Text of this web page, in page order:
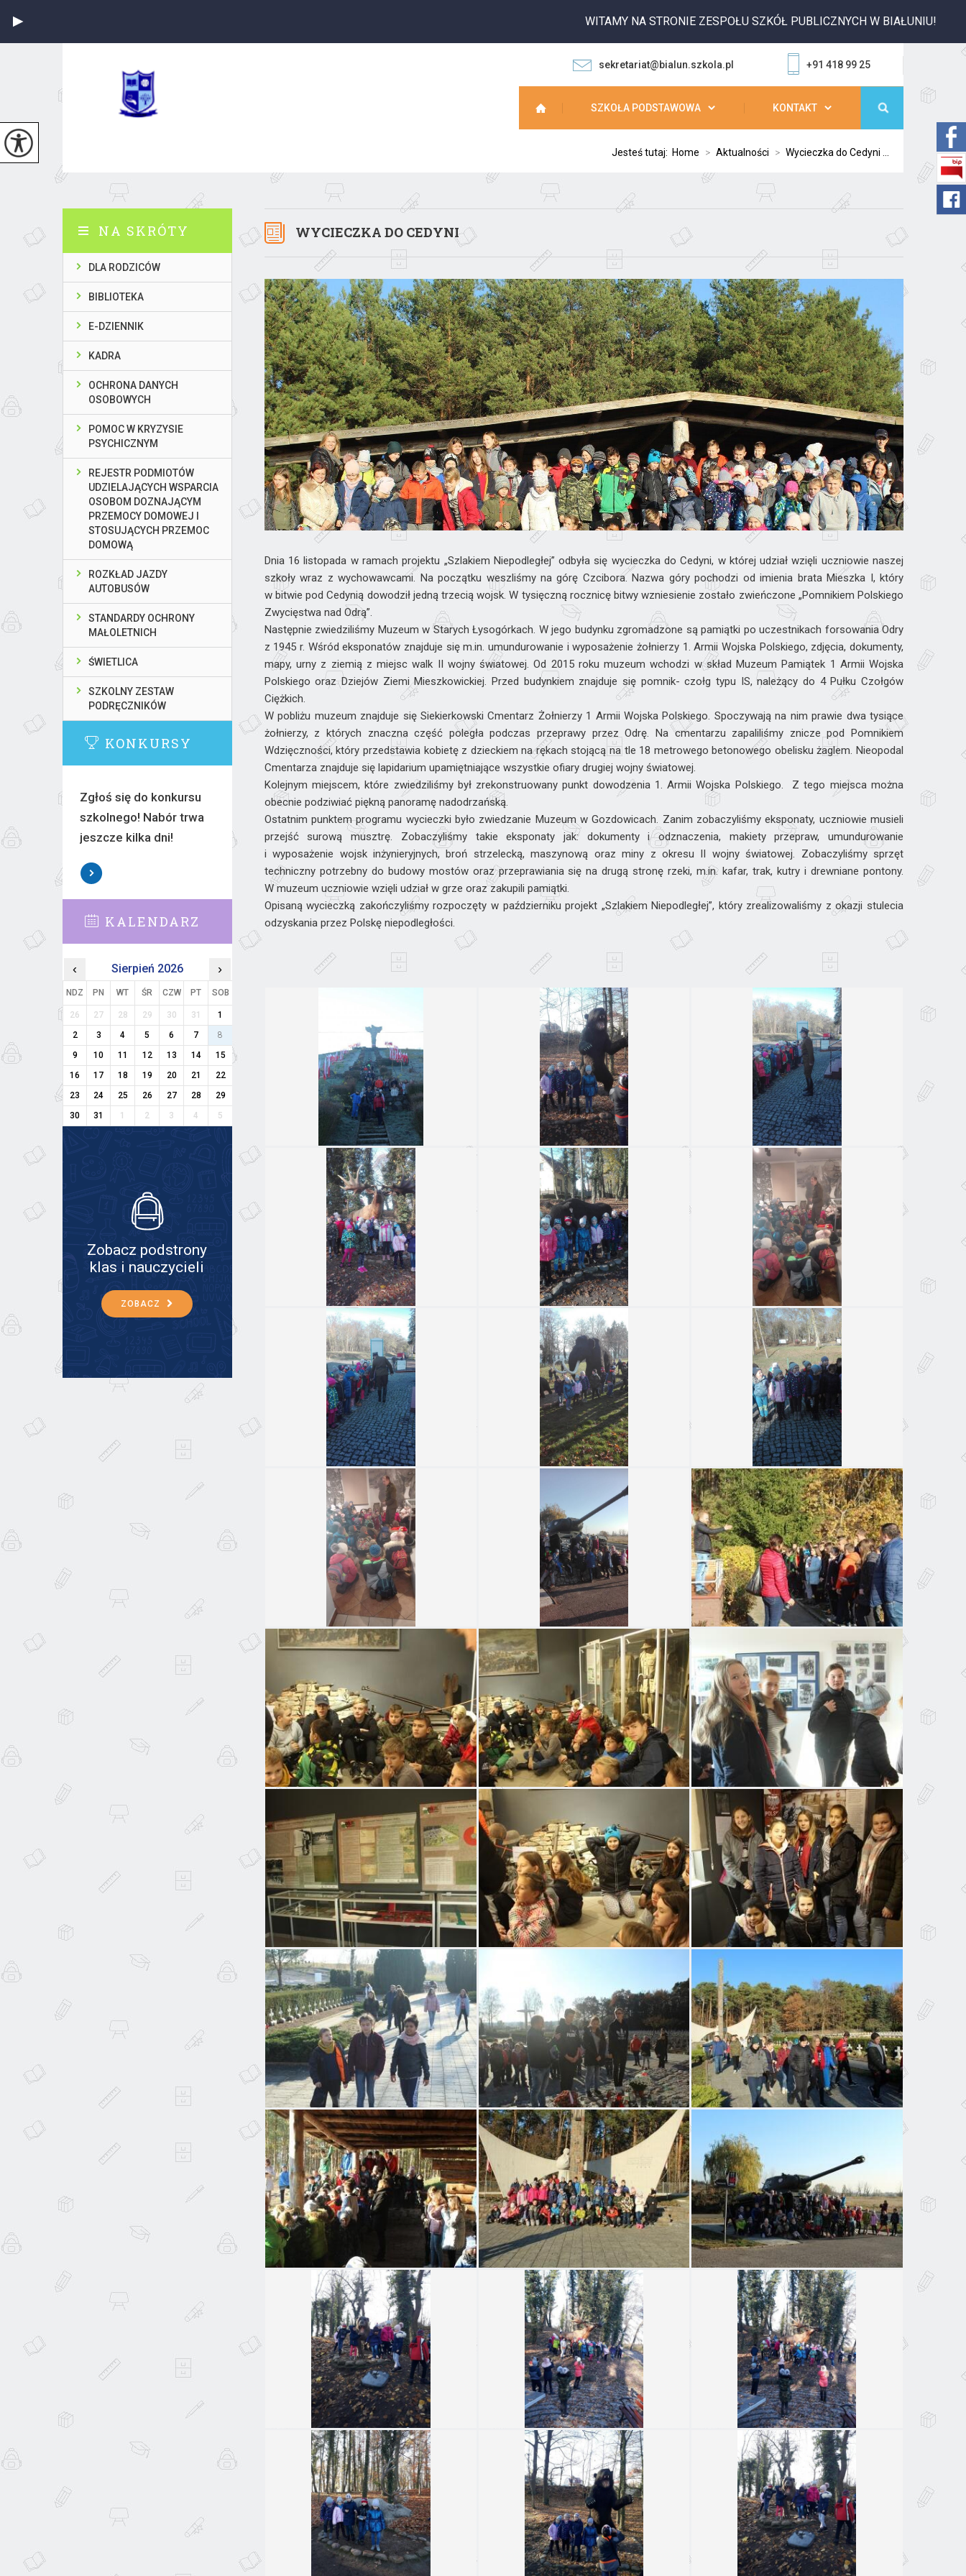
WITAMY NA STRONIE ZESPOŁU SZKÓŁ PUBLICZNYCH W BIAŁUNIU!
sekretariat@bialun.szkola.pl +91 418 99 25
SZKOŁA PODSTAWOWA KONTAKT
Jesteś tutaj: Home > Aktualności > Wycieczka do Cedyni ...
WYCIECZKA DO CEDYNI
Dnia 16 listopada w ramach projektu „Szlakiem Niepodległej” odbyła się wycieczka do Cedyni, w której udział wzięli uczniowie naszej
szkoły wraz z wychowawcami. Na początku weszliśmy na górę Czcibora. Nazwa góry pochodzi od imienia brata Mieszka I, który
w bitwie pod Cedynią dowodził jedną trzecią wojsk. W tysięczną rocznicę bitwy wzniesienie zostało zwieńczone „Pomnikiem Polskiego
Zwycięstwa nad Odrą”.
Następnie zwiedziliśmy Muzeum w Starych Łysogórkach. W jego budynku zgromadzone są pamiątki po uczestnikach forsowania Odry
z 1945 r. Wśród eksponatów znajduje się m.in. umundurowanie i wyposażenie żołnierzy 1. Armii Wojska Polskiego, zdjęcia, dokumenty,
mapy, urny z ziemią z miejsc walk II wojny światowej. Od 2015 roku muzeum wchodzi w skład Muzeum Pamiątek 1 Armii Wojska
Polskiego oraz Dziejów Ziemi Mieszkowickiej. Przed budynkiem znajduje się pomnik- czołg typu IS, należący do 4 Pułku Czołgów
Ciężkich.
W pobliżu muzeum znajduje się Siekierkowski Cmentarz Żołnierzy 1 Armii Wojska Polskiego. Spoczywają na nim prawie dwa tysiące
żołnierzy, z których znaczna część poległa podczas przeprawy przez Odrę. Na cmentarzu zapaliliśmy znicze pod Pomnikiem
Wdzięczności, który przedstawia kobietę z dzieckiem na rękach stojącą na tle 18 metrowego betonowego obelisku żaglem. Nieopodal
Cmentarza znajduje się lapidarium upamiętniające wszystkie ofiary drugiej wojny światowej.
Kolejnym miejscem, które zwiedziliśmy był zrekonstruowany punkt dowodzenia 1. Armii Wojska Polskiego. Z tego miejsca można
obecnie podziwiać piękną panoramę nadodrzańską.
Ostatnim punktem programu wycieczki było zwiedzanie Muzeum w Gozdowicach. Zanim zobaczyliśmy eksponaty, uczniowie musieli
przejść surową musztrę. Zobaczyliśmy takie eksponaty jak: dokumenty i odznaczenia, makiety przepraw, umundurowanie
i wyposażenie wojsk inżynieryjnych, broń strzelecką, maszynową oraz miny z okresu II wojny światowej. Zobaczyliśmy sprzęt
techniczny potrzebny do budowy mostów oraz przeprawiania się na drugą stronę rzeki, m.in. kafar, trak, kutry i drewniane pontony.
W muzeum uczniowie wzięli udział w grze oraz zakupili pamiątki.
Opisaną wycieczką zakończyliśmy rozpoczęty w październiku projekt „Szlakiem Niepodległej”, który zrealizowaliśmy z okazji stulecia
odzyskania przez Polskę niepodległości.
NA SKRÓTY
DLA RODZICÓW
BIBLIOTEKA
E-DZIENNIK
KADRA
OCHRONA DANYCH
OSOBOWYCH
POMOC W KRYZYSIE
PSYCHICZNYM
REJESTR PODMIOTÓW
UDZIELAJĄCYCH WSPARCIA
OSOBOM DOZNAJĄCYM
PRZEMOCY DOMOWEJ I
STOSUJĄCYCH PRZEMOC
DOMOWĄ
ROZKŁAD JAZDY
AUTOBUSÓW
STANDARDY OCHRONY
MAŁOLETNICH
ŚWIETLICA
SZKOLNY ZESTAW
PODRĘCZNIKÓW
KONKURSY
Zgłoś się do konkursu
szkolnego! Nabór trwa
jeszcze kilka dni!
KALENDARZ
‹ Sierpień 2026 ›
NDZ PN WT ŚR CZW PT SOB
26 27 28 29 30 31
1
2
3 4 5 6 7
8
9
10 11 12 13 14
15
16
17 18 19 20 21
22
23
24 25 26 27 28
29
30
31 1 2 3 4 5
Zobacz podstrony
klas i nauczycieli
ZOBACZ